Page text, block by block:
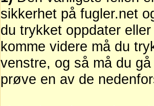
sikkerhet på fugler.net
du trykket oppdater
komme videre må du
venstre, og så må du
prøve en av de